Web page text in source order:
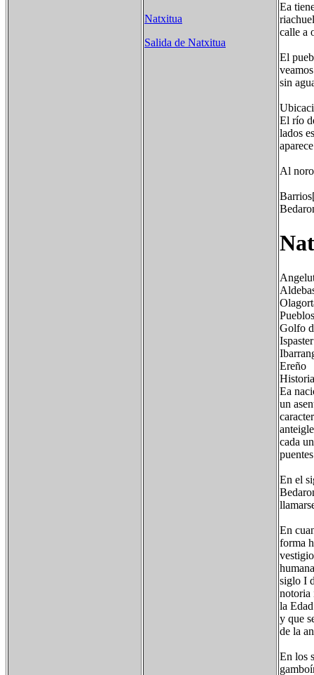
Natxitua
Salida de Natxitua
Ea
calle a
El
sin
El río
lados
Al
Golfo
Ispaster
Ereño
Ea
un
cada
En el
En
forma
siglo I
notoria
la
y que
de la
En los